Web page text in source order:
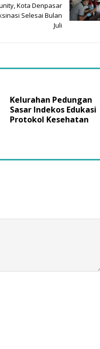
Kota Denpasar
Selesai Bulan
Juli
Kelurahan Pedungan
Sasar Indekos Edukasi
Protokol Kesehatan